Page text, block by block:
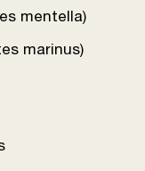
mentella)
marinus)